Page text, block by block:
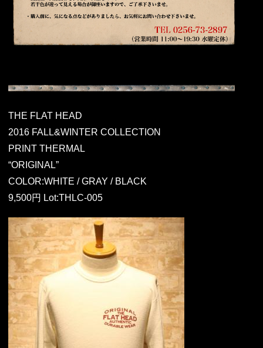
THE FLAT HEAD
2016 FALL&WINTER COLLECTION
PRINT THERMAL
“ORIGINAL”
COLOR:WHITE / GRAY / BLACK
9,500円 Lot:THLC-005